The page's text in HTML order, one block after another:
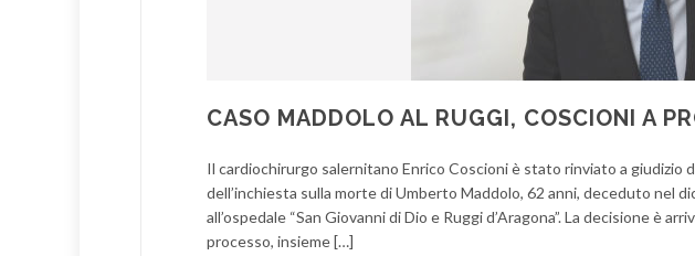
CASO MADDOLO AL RUGGI, COSCIONI A
Il cardiochirurgo salernitano Enrico Coscioni è stato rinviato a giudizio
dell’inchiesta sulla morte di Umberto Maddolo, 62 anni, deceduto nel
all’ospedale “San Giovanni di Dio e Ruggi d’Aragona”. La decisione è
processo, insieme […]